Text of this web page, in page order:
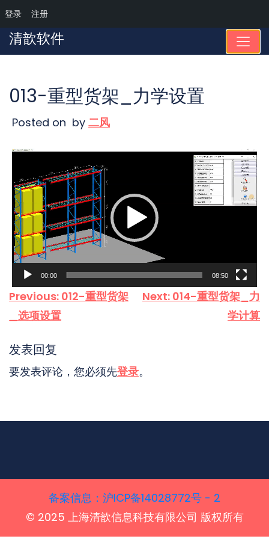
登录 注册
Skip
to
清歆软件
013-重型货架_力学设置
Posted on by 二风
频
播
放
器
00:00 08:50
文
航
Previous: 012-重型货架
_选项设置
Next: 014-重型货架_力
学计算
发表回复
要发表评论，您必须先登录。
备案信息‌：沪ICP备14028772号 - 2
© 2025 上海清歆信息科技有限公司 版权所有